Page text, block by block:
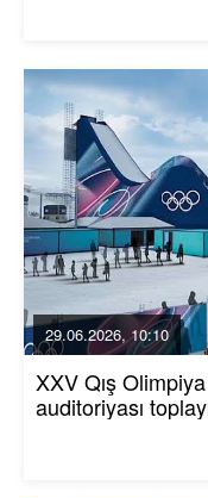
29.06.2026, 10:10
XXV Qış
auditoriyası